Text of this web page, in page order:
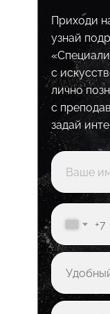
Приходи
узнай
с
лично
с
задай
+7